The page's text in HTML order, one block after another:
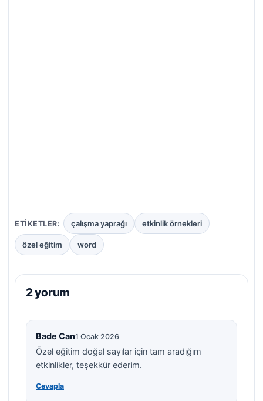
ETIKETLER: çalışma yaprağı etkinlik örnekleri
özel eğitim word
2 yorum
Bade Can1 Ocak 2026
Özel eğitim doğal sayılar için tam aradığım
etkinlikler, teşekkür ederim.
Cevapla